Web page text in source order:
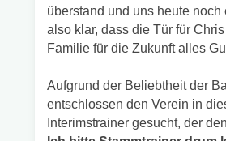
überstand und uns heute
also klar, dass die Tür für
Familie für die Zukunft alles
Aufgrund der Beliebtheit der
entschlossen den Verein in
Interimstrainer gesucht, der